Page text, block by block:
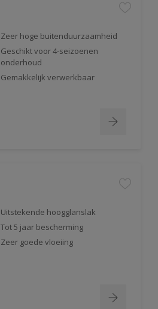
Zeer hoge buitenduurzaamheid
Geschikt voor 4-seizoenen
onderhoud
Gemakkelijk verwerkbaar
Uitstekende hoogglanslak
Tot 5 jaar bescherming
Zeer goede vloeiing